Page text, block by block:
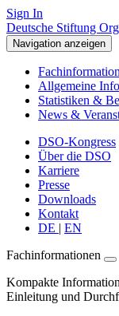
Sign In
Deutsche Stiftung
Navigation anzeigen
Allgemeine
Statistiken &
News &
DSO-Kongress
Über die DSO
Karriere
Presse
Downloads
Kontakt
DE | EN
Fachinformationen
Kompakte
Einleitung und